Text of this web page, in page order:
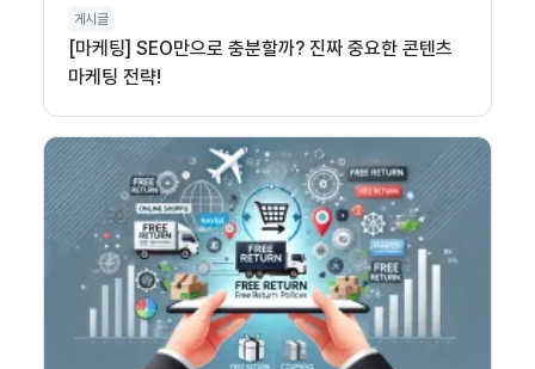
게시글
[마케팅] SEO만으로 충분할까? 진짜 중요한 콘텐츠
마케팅 전략!